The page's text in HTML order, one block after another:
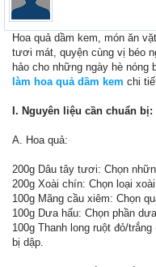
Hoa quả dầm kem, món ăn
tươi mát, quyện cùng vị béo
hảo cho những ngày hè
làm hoa quả dầm kem chi
I. Nguyên liệu cần chuẩn bị:
A. Hoa quả:
200g Dâu tây tươi: Chọn
200g Xoài chín: Chọn loại
100g Mãng cầu xiêm: Chọn
100g Dưa hấu: Chọn phần
100g Thanh long ruột đỏ/
bị dập.